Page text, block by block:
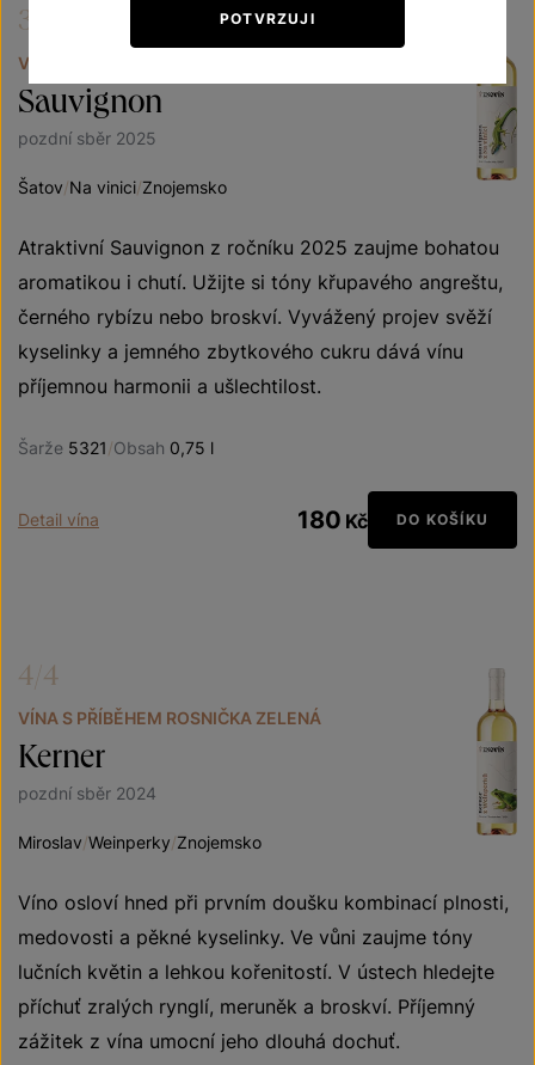
3/4
VÍNA S PŘÍBĚHEM JEŠTĚRKA ZELENÁ
Sauvignon
pozdní sběr 2025
Šatov/Na vinici/Znojemsko
Atraktivní Sauvignon z ročníku 2025 zaujme bohatou
aromatikou i chutí. Užijte si tóny křupavého angreštu,
černého rybízu nebo broskví. Vyvážený projev svěží
kyselinky a jemného zbytkového cukru dává vínu
příjemnou harmonii a ušlechtilost.
Šarže 5321/Obsah 0,75 l
Detail vína 180 Kč DO KOŠÍKU
4/4
VÍNA S PŘÍBĚHEM ROSNIČKA ZELENÁ
Kerner
pozdní sběr 2024
Miroslav/Weinperky/Znojemsko
Víno osloví hned při prvním doušku kombinací plnosti,
medovosti a pěkné kyselinky. Ve vůni zaujme tóny
lučních květin a lehkou kořenitostí. V ústech hledejte
příchuť zralých rynglí, meruněk a broskví. Příjemný
zážitek z vína umocní jeho dlouhá dochuť.
POTVRZUJI